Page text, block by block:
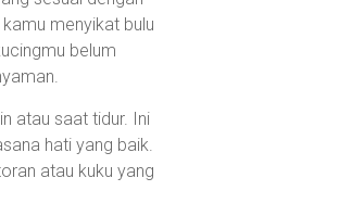
menyikat bulu
belum
atau saat tidur. Ini
hati yang baik.
atau kuku yang